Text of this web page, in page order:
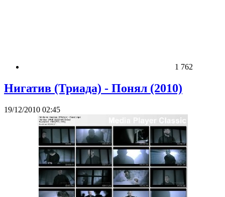
1 762
Нигатив (Триада) - Понял (2010)
19/12/2010 02:45